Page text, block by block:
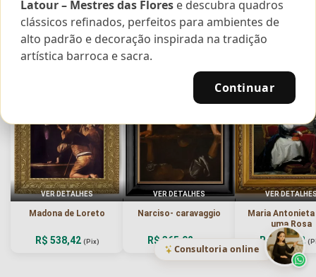
Latour – Mestres das Flores e descubra quadros
clássicos refinados, perfeitos para ambientes de
alto padrão e decoração inspirada na tradição
artística barroca e sacra.
Continuar
A seleção de obras-primas apresentadas em nossos vídeos nas redes
sociais, reunidas aqui para sua apreciação.
VER DETALHES
Madona de Loreto
R$ 538,42 (Pix)
VER DETALHES
Narciso- caravaggio
R$ 365,92
VER
Maria
uma Rosa
R$ 365,92
Consultoria online